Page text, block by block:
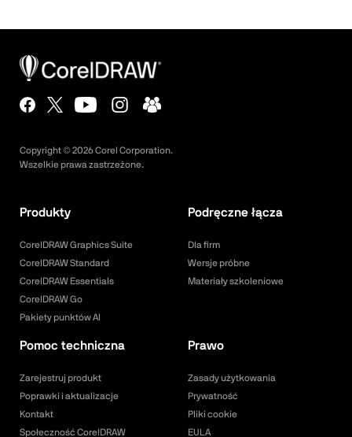
Copyright © 2026Corel Corporation.
Wszelkie prawa zastrzeżone.
Produkty
CorelDRAW Graphics Suite
CorelDRAW Standard
CorelDRAW Essentials
CorelDRAW Go
Pakiety punktów AI
Podręczne łącza
Dla firm
Wersje próbne
Materiały szkoleniowe
Pomoc techniczna
Zarejestruj produkt
Poprawki i aktualizacje
Kontakt
Społeczność CorelDRAW
Prawo
Zasady użytkowania
Prywatność
Pliki cookie
EULA